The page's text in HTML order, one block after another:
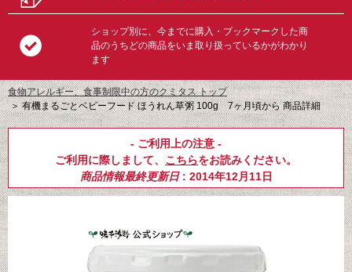
ショップ別に、今までに購入・ブックマークした商
品のうちどの商品をいま取り扱っているかがわかり
ます
食物アレルギー、食事制限中の方のクミタス トップ
＞有機まるごとベビーフード ほうれん草粥 100g 7ヶ月頃から 商品詳細
- ご利用上の注意 -
ご利用に際しまして、 こちらをお読みください。
商品情報最終更新日: 2014年12月11日